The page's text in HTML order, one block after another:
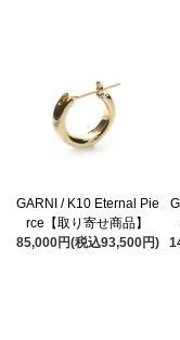
GARNI / K10 Eternal Pie
rce【取り寄せ商品】
85,000円(税込93,500円)